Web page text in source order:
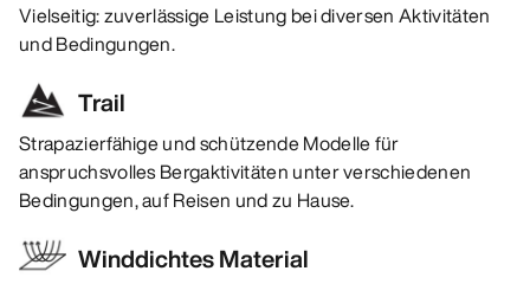
Vielseitig: zuverlässige Leistung bei diversen Aktivitäten
und Bedingungen.
Trail
Strapazierfähige und schützende Modelle für
anspruchsvolles Bergaktivitäten unter verschiedenen
Bedingungen, auf Reisen und zu Hause.
Winddichtes Material